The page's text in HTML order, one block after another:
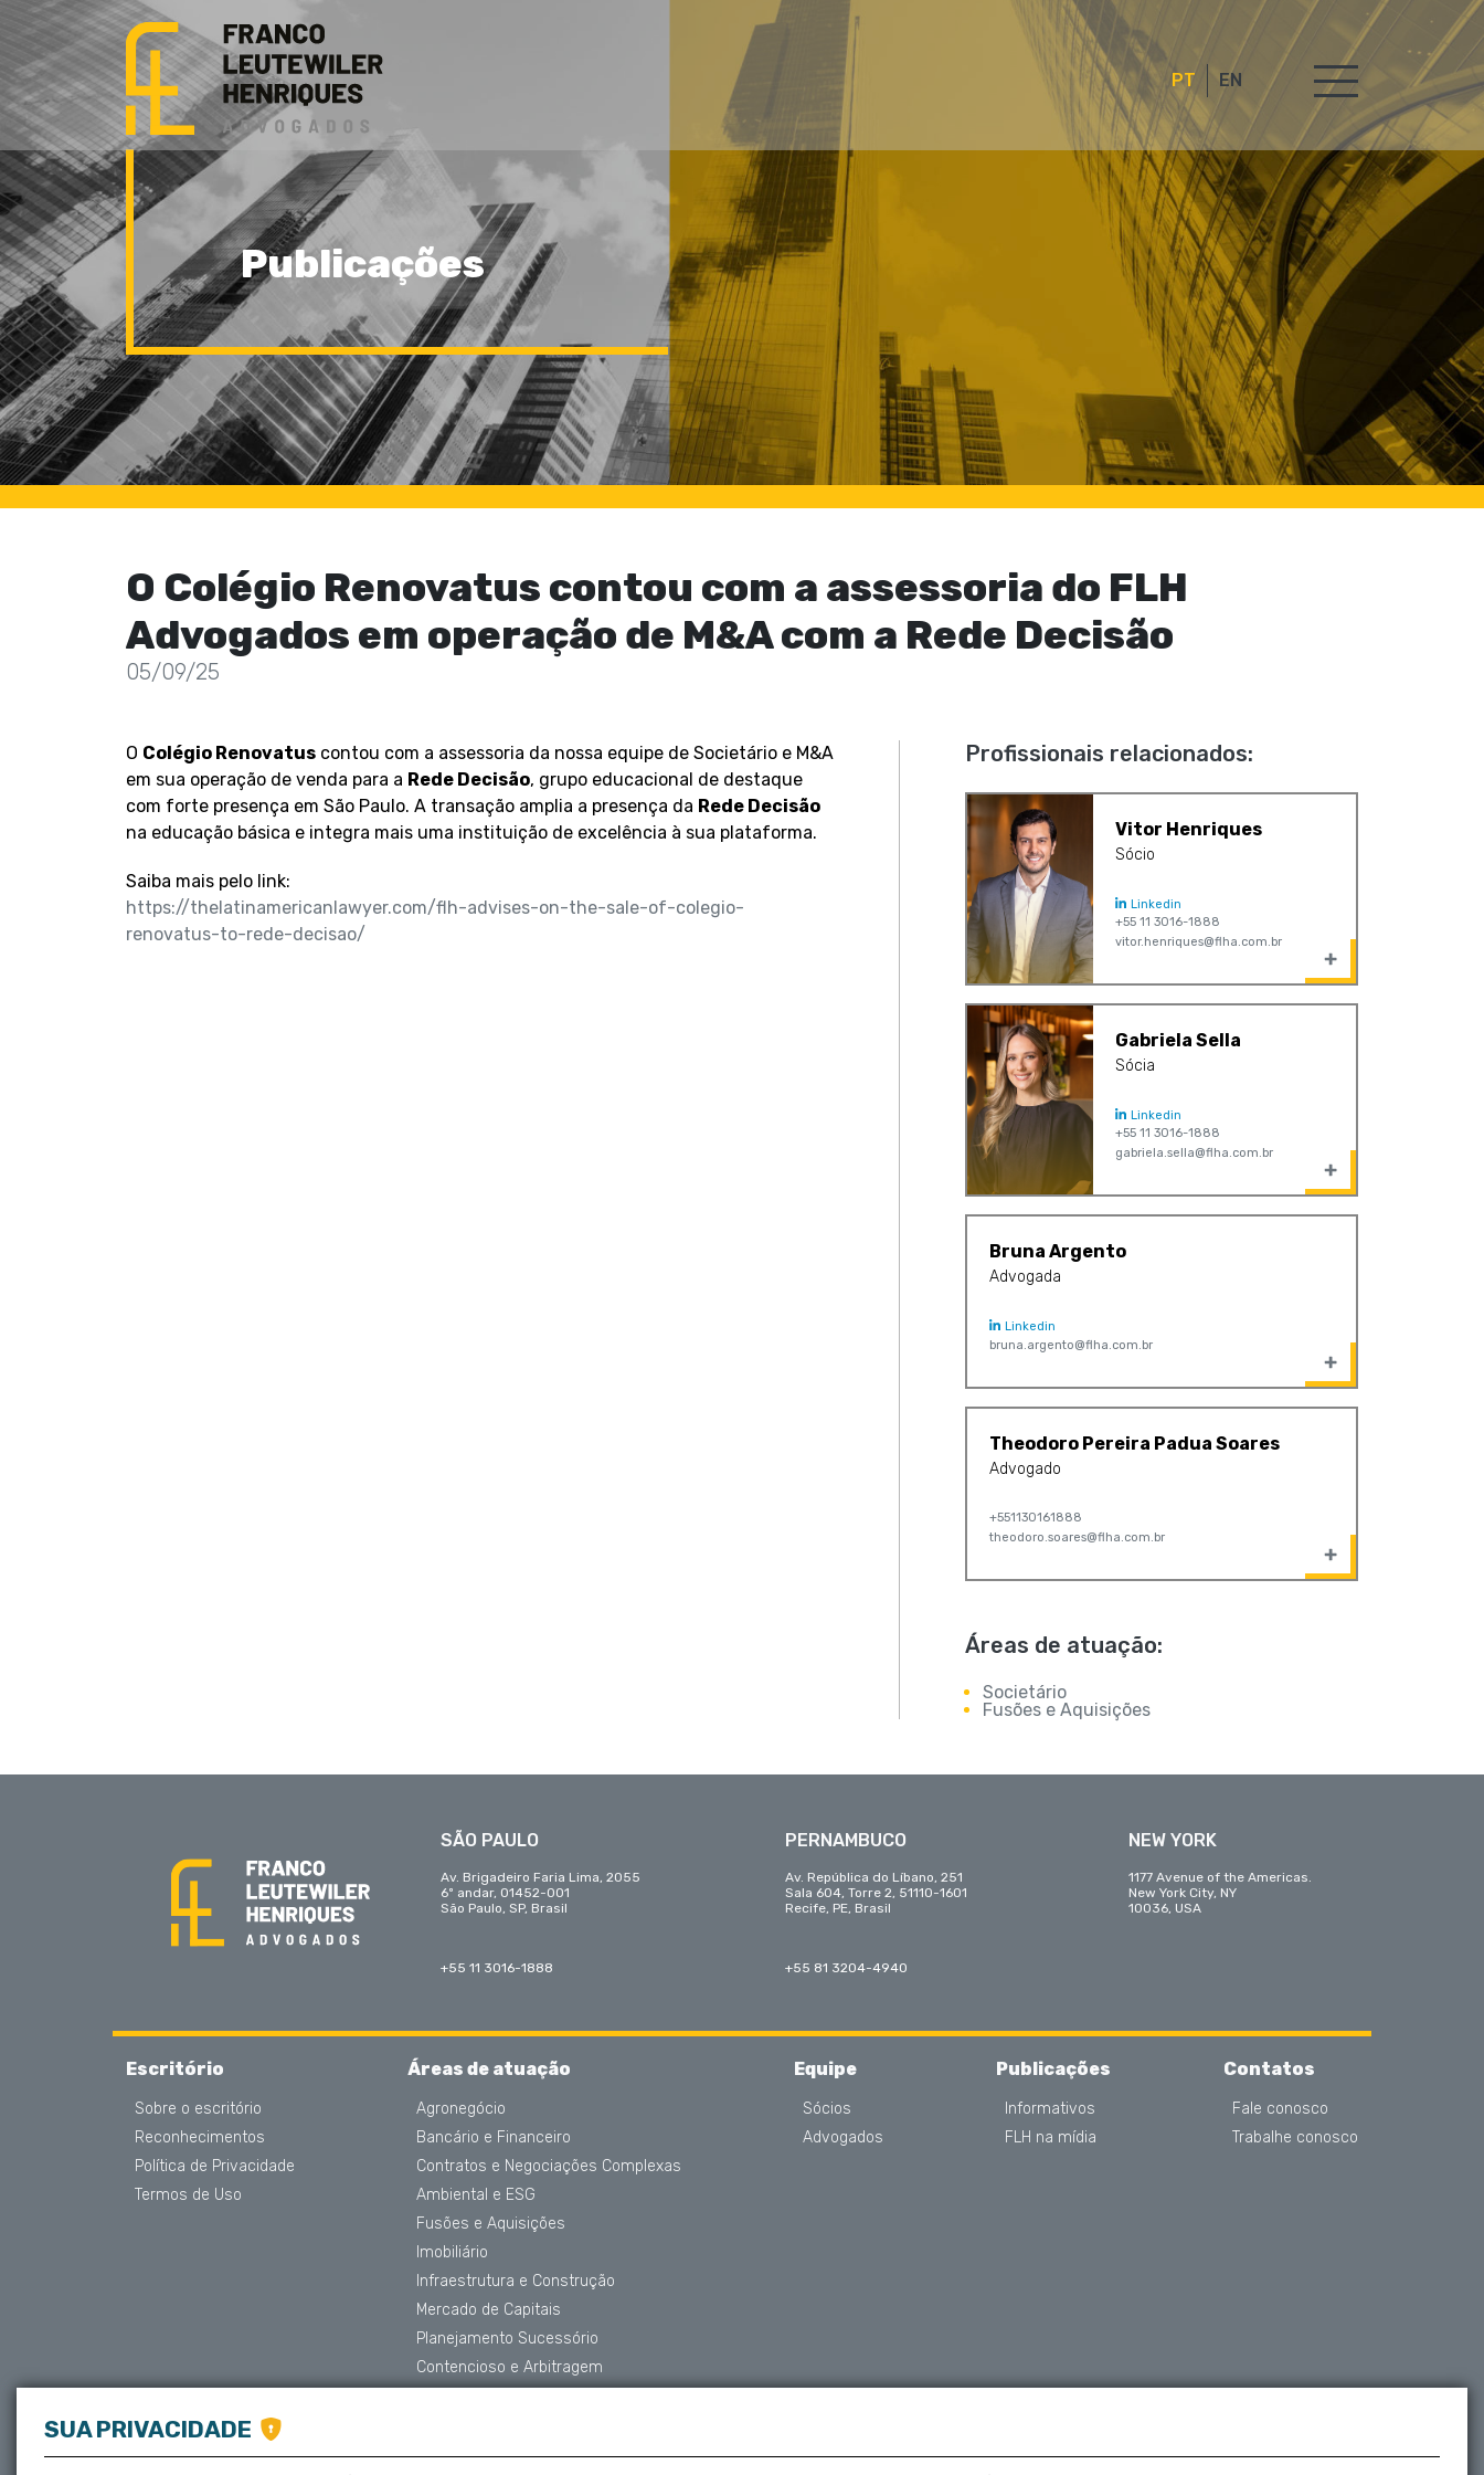
PT EN
Publicações
O Colégio Renovatus contou com a assessoria do FLH
Advogados em operação de M&A com a Rede Decisão
05/09/25
O Colégio Renovatus contou com a assessoria da nossa equipe de Societário e M&A
em sua operação de venda para a Rede Decisão, grupo educacional de destaque
com forte presença em São Paulo. A transação amplia a presença da Rede Decisão
na educação básica e integra mais uma instituição de excelência à sua plataforma.
Saiba mais pelo link:
https://thelatinamericanlawyer.com/flh-advises-on-the-sale-of-colegio-
renovatus-to-rede-decisao/
Profissionais relacionados:
Vitor Henriques
Sócio
Linkedin
+55 11 3016-1888
vitor.henriques@flha.com.br
Gabriela Sella
Sócia
Linkedin
+55 11 3016-1888
gabriela.sella@flha.com.br
Bruna Argento
Advogada
Linkedin
bruna.argento@flha.com.br
Theodoro Pereira Padua Soares
Advogado
+551130161888
theodoro.soares@flha.com.br
Áreas de atuação:
Societário
Fusões e Aquisições
SÃO PAULO
Av. Brigadeiro Faria Lima, 2055
6º andar, 01452-001
São Paulo, SP, Brasil
+55 11 3016-1888
PERNAMBUCO
Av. República do Líbano, 251
Sala 604, Torre 2, 51110-1601
Recife, PE, Brasil
+55 81 3204-4940
NEW YORK
1177 Avenue of the Americas.
New York City, NY
10036, USA
Escritório
Sobre o escritório
Reconhecimentos
Política de Privacidade
Termos de Uso
Áreas de atuação
Agronegócio
Bancário e Financeiro
Contratos e Negociações Complexas
Ambiental e ESG
Fusões e Aquisições
Imobiliário
Infraestrutura e Construção
Mercado de Capitais
Planejamento Sucessório
Contencioso e Arbitragem
Trabalhista
Equipe
Sócios
Advogados
Publicações
Informativos
FLH na mídia
Contatos
Fale conosco
Trabalhe conosco
SUA PRIVACIDADE